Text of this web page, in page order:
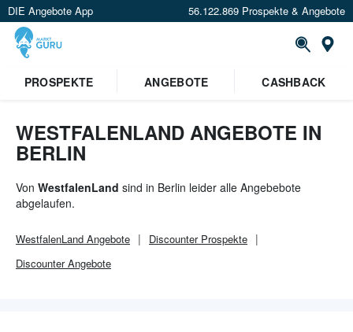
DIE Angebote App 56.122.869 Prospekte & Angebote
PROSPEKTE ANGEBOTE CASHBACK
WESTFALENLAND ANGEBOTE IN
BERLIN
Von WestfalenLand sind in Berlin leider alle Angebebote
abgelaufen.
WestfalenLand Angebote DiscounterProspekte
DiscounterAngebote